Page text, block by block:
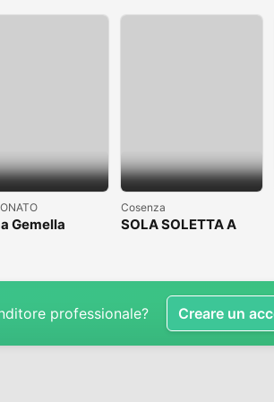
Gemella
Cosenza
SOLA SOLETTA A
professionale? Creare un